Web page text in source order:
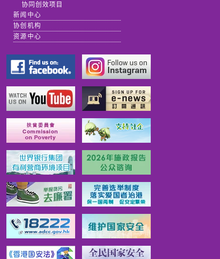
协同创效项目
新闻中心
协创机构
资源中心